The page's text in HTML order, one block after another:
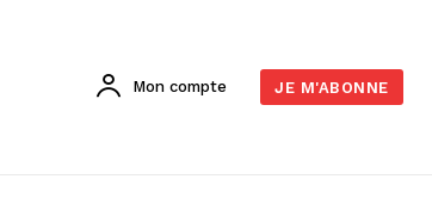
Mon compte JE M'ABONNE